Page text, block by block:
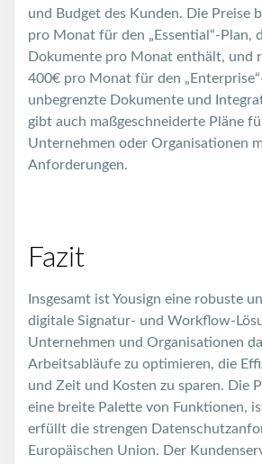
und Budget des Kunden. Die Preise
pro Monat für den „Essential“-Plan,
Dokumente pro Monat enthält, und
400€ pro Monat für den
unbegrenzte Dokumente und
gibt auch maßgeschneiderte Pläne
Unternehmen oder Organisationen
Anforderungen.
Fazit
Insgesamt ist Yousign eine robuste
digitale Signatur- und Workflow-
Unternehmen und Organisationen
Arbeitsabläufe zu optimieren, die
und Zeit und Kosten zu sparen. Die
eine breite Palette von Funktionen,
erfüllt die strengen
Europäischen Union. Der